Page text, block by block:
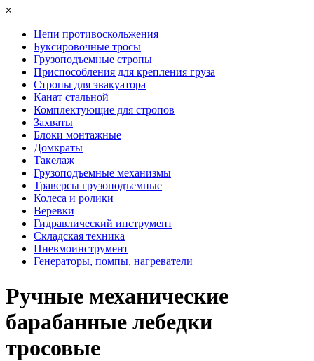
𐄂
Цепи противоскольжения
Буксировочные тросы
Грузоподъемные стропы
Приспособления для крепления груза
Стропы для эвакуатора
Канат стальной
Комплектующие для стропов
Захваты
Блоки монтажные
Домкраты
Такелаж
Грузоподъемные механизмы
Траверсы грузоподъемные
Колеса и ролики
Веревки
Гидравлический инструмент
Складская техника
Пневмоинструмент
Генераторы, помпы, нагреватели
Ручные механические
барабанные лебедки
тросовые